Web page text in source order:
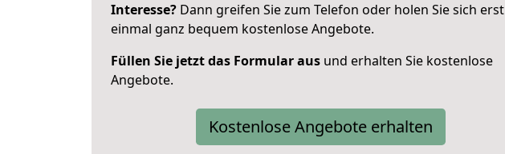
Interesse? Dann greifen Sie zum Telefon oder holen Sie sich erst
einmal ganz bequem kostenlose Angebote.
Füllen Sie jetzt das Formular aus und erhalten Sie kostenlose
Angebote.
Kostenlose Angebote erhalten